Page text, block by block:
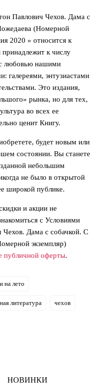
Павлович Чехов. Дама с
(Номерной
2020 » относится к
к числу
любовью нашими
галереями, энтузиастами
Это издания,
рынка, но для тех,
во всех ее
ценит Книгу.
будет новым или
состоянии. Вы станете
небольшим
не было в открытой
широкой публике.
и акции не
с Условиями
Чехов. Дама с собачкой. С
экземпляр)
публичной оферты.
на лето
литература чехов
НОВИНКИ